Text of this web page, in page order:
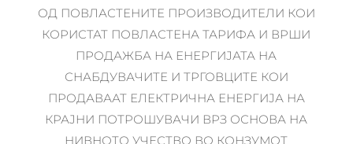
ОД ПОВЛАСТЕНИТЕ ПРОИЗВОДИТЕЛИ КОИ
КОРИСТАТ ПОВЛАСТЕНА ТАРИФА И ВРШИ
ПРОДАЖБА НА ЕНЕРГИЈАТА НА
СНАБДУВАЧИТЕ И ТРГОВЦИТЕ КОИ
ПРОДАВААТ ЕЛЕКТРИЧНА ЕНЕРГИЈА НА
КРАЈНИ ПОТРОШУВАЧИ ВРЗ ОСНОВА НА
НИВНОТО УЧЕСТВО ВО КОНЗУМОТ